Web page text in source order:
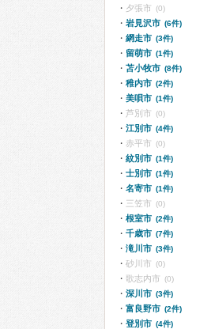
夕張市 (0)
岩見沢市 (6件)
網走市 (3件)
留萌市 (1件)
苫小牧市 (8件)
稚内市 (2件)
美唄市 (1件)
芦別市 (0)
江別市 (4件)
赤平市 (0)
紋別市 (1件)
士別市 (1件)
名寄市 (1件)
三笠市 (0)
根室市 (2件)
千歳市 (7件)
滝川市 (3件)
砂川市 (0)
歌志内市 (0)
深川市 (3件)
富良野市 (2件)
登別市 (4件)